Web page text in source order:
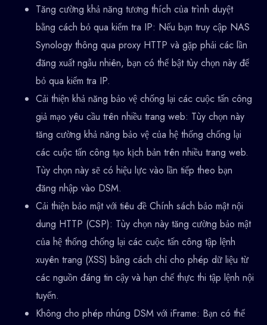
Tăng cường khả năng tương thích của trình duyệt
bằng cách bỏ qua kiểm tra IP: Nếu bạn truy cập NAS
Synology thông qua proxy HTTP và gặp phải các lần
đăng xuất ngẫu nhiên, bạn có thể bật tùy chọn này để
bỏ qua kiểm tra IP.
Cải thiện khả năng bảo vệ chống lại các cuộc tấn công
giả mạo yêu cầu trên nhiều trang web: Tùy chọn này
tăng cường khả năng bảo vệ của hệ thống chống lại
các cuộc tấn công tạo kịch bản trên nhiều trang web.
Tùy chọn này sẽ có hiệu lực vào lần tiếp theo bạn
đăng nhập vào DSM.
Cải thiện bảo mật với tiêu đề Chính sách bảo mật nội
dung HTTP (CSP): Tùy chọn này tăng cường bảo mật
của hệ thống chống lại các cuộc tấn công tập lệnh
xuyên trang (XSS) bằng cách chỉ cho phép dữ liệu từ
các nguồn đáng tin cậy và hạn chế thực thi tập lệnh nội
tuyến.
Không cho phép nhúng DSM với iFrame: Bạn có thể